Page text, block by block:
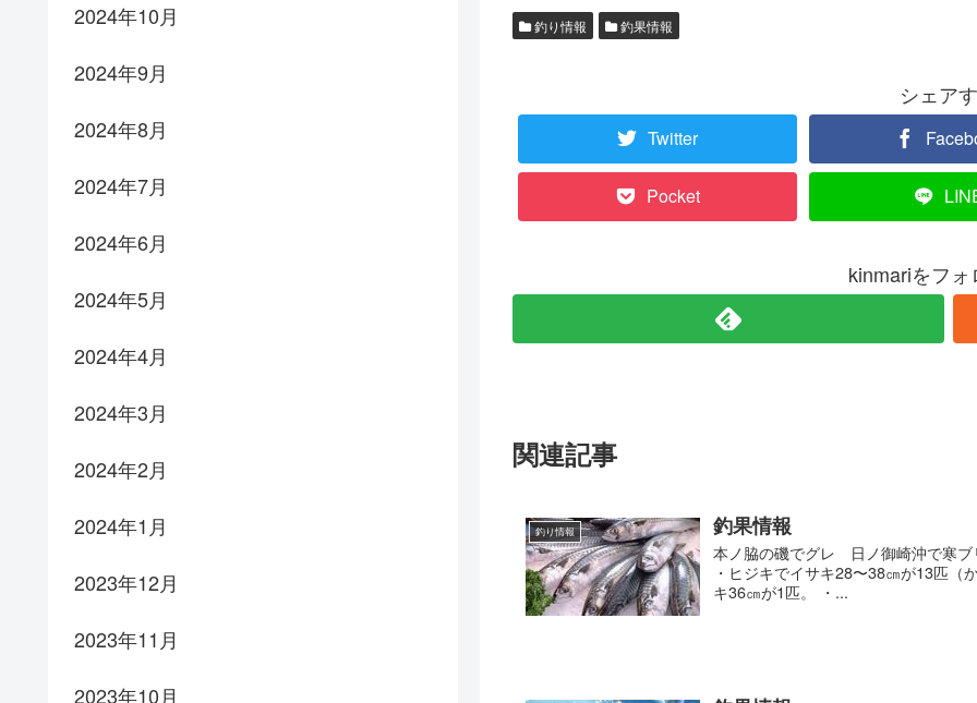
釣り情報 釣果情報
シェア
Twitter
Pocket
kinmariをフ
関連記事
釣り情報 釣果情報
本ノ脇の磯でグレ 日ノ御崎沖で寒
・ヒジキでイサキ28〜38㎝が13匹
キ36㎝が1匹。 ・...
2024年10月
2024年9月
2024年8月
2024年7月
2024年6月
2024年5月
2024年4月
2024年3月
2024年2月
2024年1月
2023年12月
2023年11月
2023年10月